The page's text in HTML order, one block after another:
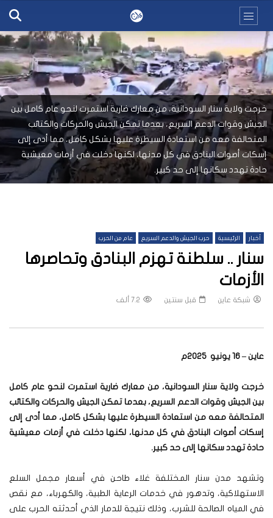
خرجت ولاية سنار السودانية، من معارك ضارية استمرت لنحو عام كامل بين
الجيش وقوات الدعم السريع، بعدما تمكن الجيش والحركات والكتائب
المتحالفة معه من استعادة السيطرة عليها بشكل كامل، مما أدى إلى
إسكات أصوات البنادق في كل مدنها، لكنها دخلت في أزمات معيشية
حادة تهدد سكانها إلى حد كبير.
أخبار الرئيسية حرب الجيش والدعم السريع عام من الحرب
سنار .. سلطنة تهزم البنادق وتحاصرها
الأزمات
شبكة عاين قبل سنتين 7.2 ألف
عاين – 16 يونيو 2025م
خرجت ولاية سنار السودانية، من معارك ضارية استمرت لنحو عام كامل
بين الجيش وقوات الدعم السريع، بعدما تمكن الجيش والحركات والكتائب
المتحالفة معه من استعادة السيطرة عليها بشكل كامل، مما أدى إلى
إسكات أصوات البنادق في كل مدنها، لكنها دخلت في أزمات معيشية
حادة تهدد سكانها إلى حد كبير.
وتشهد مدن سنار المختلفة غلاء طاحن في أسعار مجمل السلع
الاستهلاكية، وتدهور في خدمات الرعاية الطبية، والكهرباء، مع نقص
في المياه الصالحة للشرب، وذلك نتيجة للدمار الذي أحدثته الحرب على